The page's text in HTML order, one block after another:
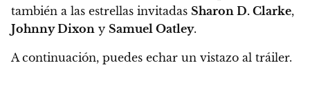
también a las estrellas invitadas Sharon D. Clarke,
Johnny Dixon y Samuel Oatley.
A continuación, puedes echar un vistazo al tráiler.